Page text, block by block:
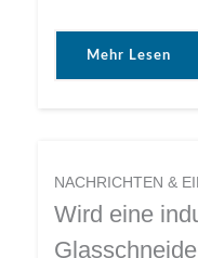
Mehr Lesen
NACHRICHTEN &
Wird eine